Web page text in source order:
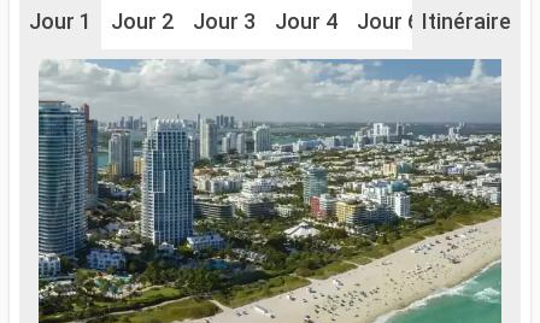
Jour 1 Jour 2 Jour 3 Jour 4 Jour 6 Jour 7
Itinéraire